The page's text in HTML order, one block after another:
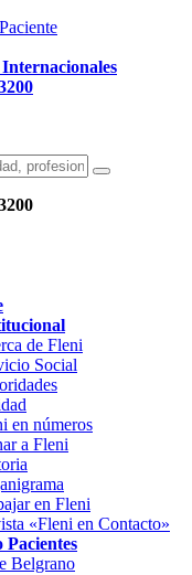
Internacionales
de Fleni
Social
en números
a Fleni
en Fleni
«Fleni en Contacto»
Pacientes
Belgrano